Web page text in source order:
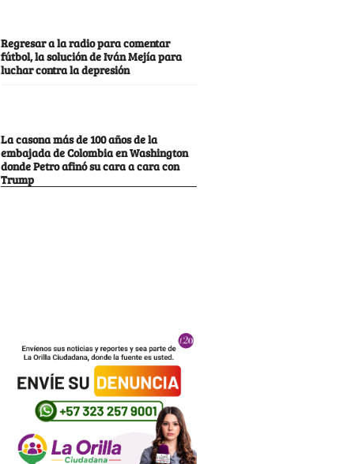
Regresar a la radio para comentar
fútbol, la solución de Iván Mejía para
luchar contra la depresión
La casona más de 100 años de la
embajada de Colombia en Washington
donde Petro afinó su cara a cara con
Trump